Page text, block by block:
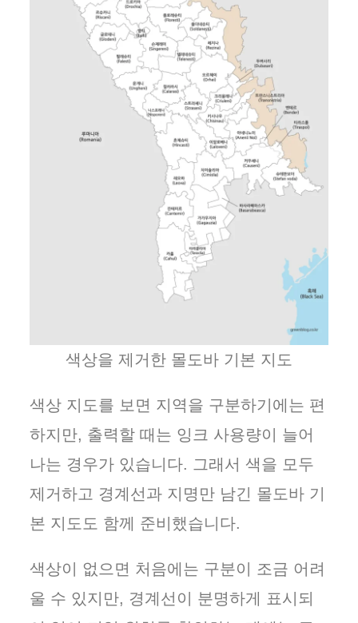
색상을 제거한 몰도바 기본 지도
색상 지도를 보면 지역을 구분하기에는 편
하지만, 출력할 때는 잉크 사용량이 늘어
나는 경우가 있습니다. 그래서 색을 모두
제거하고 경계선과 지명만 남긴 몰도바 기
본 지도도 함께 준비했습니다.
색상이 없으면 처음에는 구분이 조금 어려
울 수 있지만, 경계선이 분명하게 표시되